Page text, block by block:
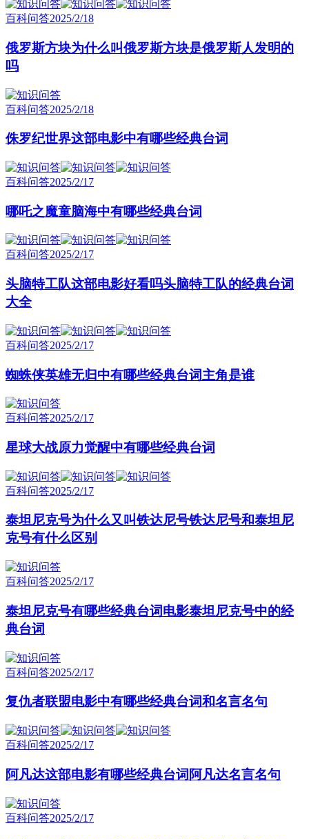
百科问答2025/2/18
俄罗斯方块为什么叫俄罗斯方块是俄罗斯人发明的
吗
百科问答2025/2/18
侏罗纪世界这部电影中有哪些经典台词
百科问答2025/2/17
哪吒之魔童脑海中有哪些经典台词
百科问答2025/2/17
头脑特工队这部电影好看吗头脑特工队的经典台词
大全
百科问答2025/2/17
蜘蛛侠英雄无归中有哪些经典台词主角是谁
百科问答2025/2/17
星球大战原力觉醒中有哪些经典台词
百科问答2025/2/17
泰坦尼克号为什么又叫铁达尼号铁达尼号和泰坦尼
克号有什么区别
百科问答2025/2/17
泰坦尼克号有哪些经典台词电影泰坦尼克号中的经
典台词
百科问答2025/2/17
复仇者联盟电影中有哪些经典台词和名言名句
百科问答2025/2/17
阿凡达这部电影有哪些经典台词阿凡达名言名句
百科问答2025/2/17